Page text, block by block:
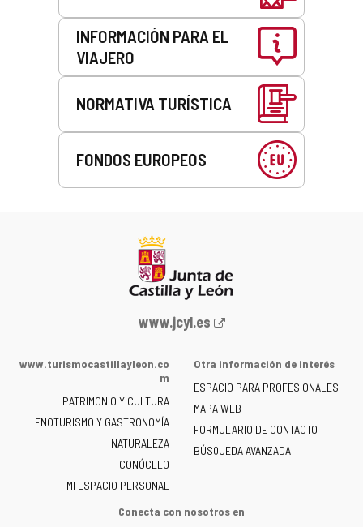
INFORMACIÓN PARA EL
VIAJERO
NORMATIVA TURÍSTICA
FONDOS EUROPEOS
Portal
la
de
Castilla
y
León
-
www.jcyl.es
www.turismocastillayleon.co
m
PATRIMONIO Y CULTURA
ENOTURISMO Y GASTRONOMÍA
NATURALEZA
CONÓCELO
MI ESPACIO PERSONAL
Otra información de interés
ESPACIO PARA PROFESIONALES
MAPA WEB
FORMULARIO DE CONTACTO
BÚSQUEDA AVANZADA
Conecta con nosotros en